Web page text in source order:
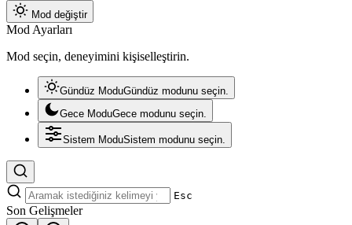
Mod değiştir
Mod Ayarları
Mod seçin, deneyimini kişiselleştirin.
Gündüz ModuGündüz modunu seçin.
Gece ModuGece modunu seçin.
Sistem ModuSistem modunu seçin.
Esc
Son Gelişmeler